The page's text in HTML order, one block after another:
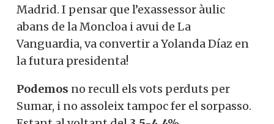
Madrid. I pensar que l’exassessor àulic
abans de la Moncloa i avui de La
Vanguardia, va convertir a Yolanda Díaz en
la futura presidenta!
Podemos no recull els vots perduts per
Sumar, i no assoleix tampoc fer el sorpasso.